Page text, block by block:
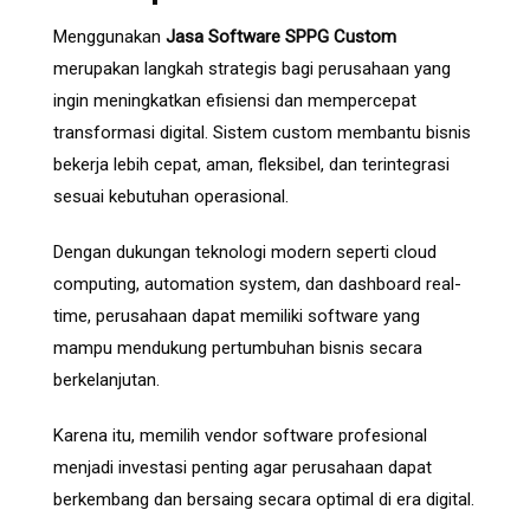
Menggunakan Jasa Software SPPG Custom
merupakan langkah strategis bagi perusahaan yang
ingin meningkatkan efisiensi dan mempercepat
transformasi digital. Sistem custom membantu bisnis
bekerja lebih cepat, aman, fleksibel, dan terintegrasi
sesuai kebutuhan operasional.
Dengan dukungan teknologi modern seperti cloud
computing, automation system, dan dashboard real-
time, perusahaan dapat memiliki software yang
mampu mendukung pertumbuhan bisnis secara
berkelanjutan.
Karena itu, memilih vendor software profesional
menjadi investasi penting agar perusahaan dapat
berkembang dan bersaing secara optimal di era digital.